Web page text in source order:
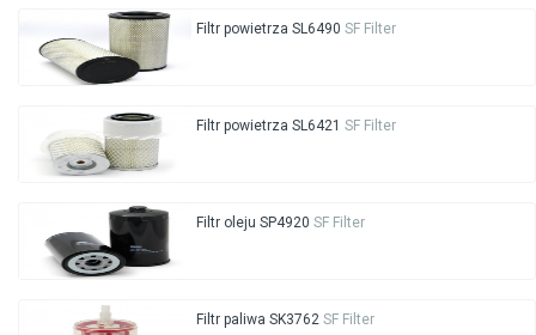
Filtr powietrza SL6490 SF Filter
Filtr powietrza SL6421 SF Filter
Filtr oleju SP4920 SF Filter
Filtr paliwa SK3762 SF Filter